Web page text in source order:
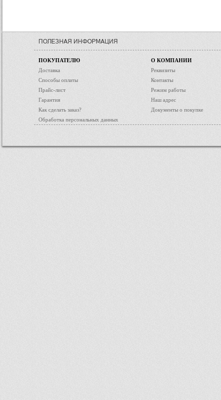
ПОЛЕЗНАЯ ИНФОРМАЦИЯ
ПОКУПАТЕЛЮ
Доставка
Способы оплаты
Прайс-лист
Гарантия
Как сделать заказ?
Обработка персональных данных
О КОМПАНИИ
Реквизиты
Контакты
Режим работы
Наш адрес
Документы о покупке